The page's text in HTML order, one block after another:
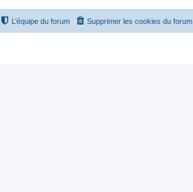
Supprimer les cookies du forum
L’équipe du forum